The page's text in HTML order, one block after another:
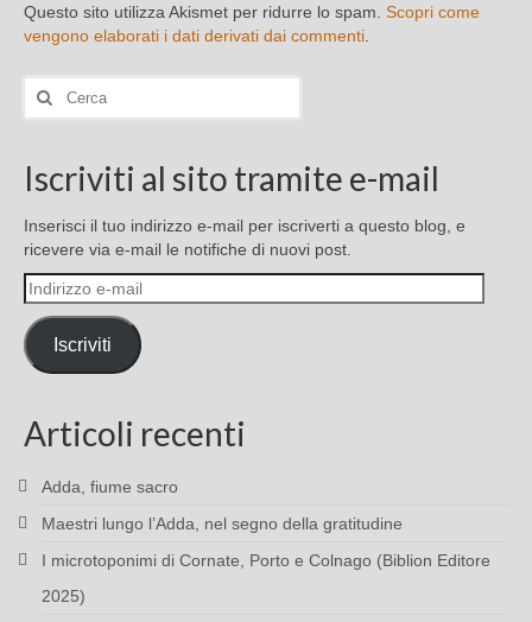
Questo sito utilizza Akismet per ridurre lo spam. Scopri come
vengono elaborati i dati derivati dai commenti
Cerca:
Iscriviti al sito tramite e-mail
Inserisci il tuo indirizzo e-mail per iscriverti a questo blog, e
ricevere via e-mail le notifiche di nuovi post.
Indirizzo
e-
mail
Iscriviti
Articoli recenti
Adda, fiume sacro
Maestri lungo l’Adda, nel segno della gratitudine
I microtoponimi di Cornate, Porto e Colnago (Biblion Editore
2025)